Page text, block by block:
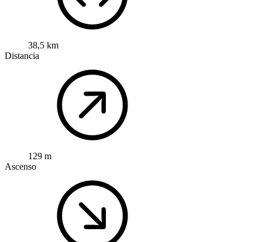
38,5 km
Distancia
129 m
Ascenso